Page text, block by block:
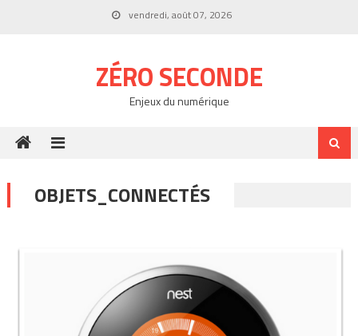
vendredi, août 07, 2026
ZÉRO SECONDE
Enjeux du numérique
OBJETS_CONNECTÉS